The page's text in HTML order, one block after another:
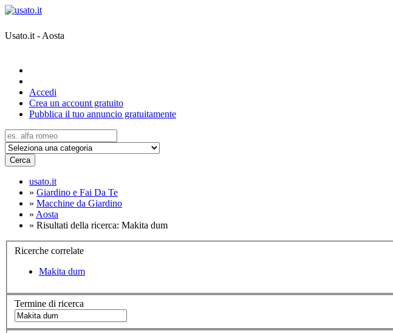
Usato.it - Aosta
Accedi
Crea un account gratuito
Pubblica il tuo annuncio gratuitamente
Cerca
usato.it
» Giardino e Fai Da Te
» Macchine da Giardino
» Aosta
» Risultati della ricerca: Makita dum
Ricerche correlate
Makita dum
Termine di ricerca